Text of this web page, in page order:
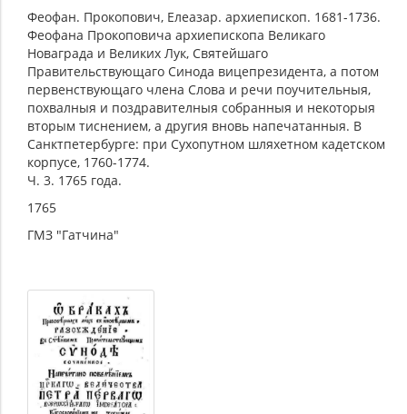
Феофан. Прокопович, Елеазар. архиепископ. 1681-1736.
Феофана Прокоповича архиепископа Великаго
Новаграда и Великих Лук, Святейшаго
Правительствующаго Синода вицепрезидента, а потом
первенствующаго члена Слова и речи поучительныя,
похвалныя и поздравителныя собранныя и некоторыя
вторым тиснением, а другия вновь напечатанныя. В
Санктпетербурге: при Сухопутном шляхетном кадетском
корпусе, 1760-1774.
Ч. 3. 1765 года.
1765
ГМЗ "Гатчина"